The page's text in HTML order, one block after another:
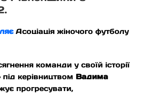
Асоціація жіночого футболу
команди у своїй історії
керівництвом Вадима
прогресувати,